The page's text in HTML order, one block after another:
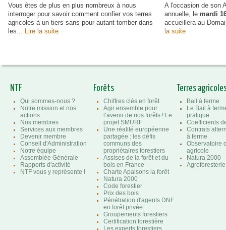
Vous êtes de plus en plus nombreux à nous
interroger pour savoir comment confier vos terres
agricoles à un tiers sans pour autant tomber dans
les... Lire la suite
A l'occasion de son
annuelle, le mardi
accueillera au
la suite
NTF
Qui sommes-nous ?
Notre mission et nos
actions
Nos membres
Services aux membres
Devenir membre
Conseil d'Administration
Notre équipe
Assemblée Générale
Rapports d'activité
NTF vous y représente !
Forêts
Chiffres clés en forêt
Agir ensemble pour
l’avenir de nos forêts ! Le
projet SMURF
Une réalité européenne
partagée : les défis
communs des
propriétaires forestiers
Assises de la forêt et du
bois en France
Charte Apaisons la forêt
Natura 2000
Code forestier
Prix des bois
Pénétration d'agents DNF
en forêt privée
Groupements forestiers
Certification forestière
Les experts forestiers
Terres
Bail à ferme
Le Bail à
pratique
Coefficients
Contrats
à ferme
Observatoire
agricole
Natura 2000